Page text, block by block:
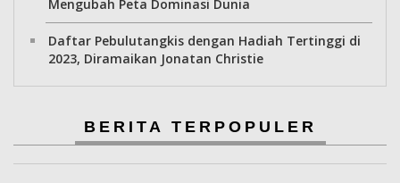
Mengubah Peta Dominasi Dunia
Daftar Pebulutangkis dengan Hadiah Tertinggi di
2023, Diramaikan Jonatan Christie
BERITA TERPOPULER